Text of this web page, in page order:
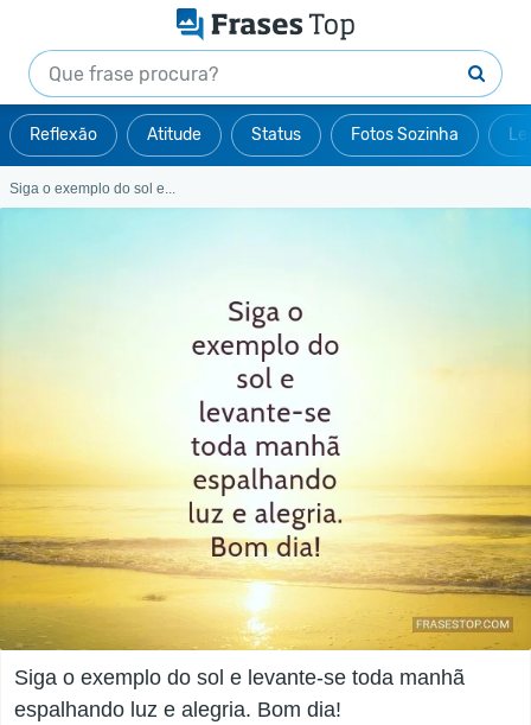
Reflexão Atitude Status Fotos Sozinha
Siga o exemplo do sol e...
Siga o exemplo do sol e levante-se toda manhã
espalhando luz e alegria. Bom dia!